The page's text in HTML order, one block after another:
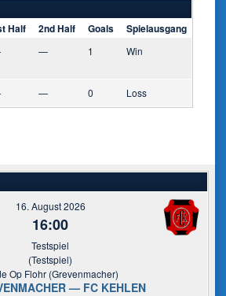
Half 2nd Half Goals Spielausgang
— 1 Win
— 0 Loss
16. August 2026
16:00
Testspiel
(Testspiel)
Op Flohr (Grevenmacher)
— FC KEHLEN